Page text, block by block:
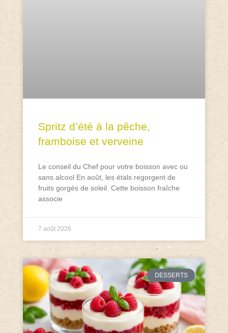
Spritz d’été à la pêche,
framboise et verveine
Le conseil du Chef pour votre boisson avec ou
sans alcool En août, les étals regorgent de
fruits gorgés de soleil. Cette boisson fraîche
associe
7 août 2026
DESSERTS